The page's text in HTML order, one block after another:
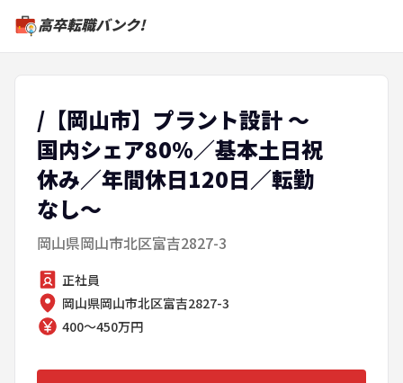
高卒転職バンク!
/【岡山市】プラント設計 ～
国内シェア80%／基本土日祝
休み／年間休日120日／転勤
なし～
岡山県岡山市北区富吉2827-3
正社員
岡山県岡山市北区富吉2827-3
400～450万円